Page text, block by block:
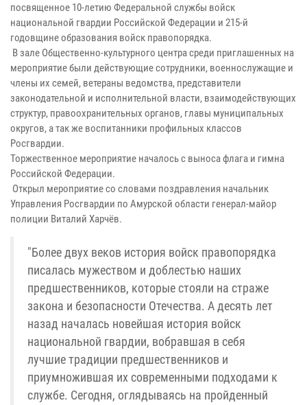
посвященное 10-летию Федеральной службы войск
национальной гвардии Российской Федерации и 215-й
годовщине образования войск правопорядка.
В зале Общественно-культурного центра среди приглашенных на
мероприятие были действующие сотрудники, военнослужащие и
члены их семей, ветераны ведомства, представители
законодательной и исполнительной власти, взаимодействующих
структур, правоохранительных органов, главы муниципальных
округов, а так же воспитанники профильных классов
Росгвардии.
Торжественное мероприятие началось с выноса флага и гимна
Российской Федерации.
Открыл мероприятие со словами поздравления начальник
Управления Росгвардии по Амурской области генерал-майор
полиции Виталий Харчёв.
"Более двух веков история войск правопорядка
писалась мужеством и доблестью наших
предшественников, которые стояли на страже
закона и безопасности Отечества. А десять лет
назад началась новейшая история войск
национальной гвардии, вобравшая в себя
лучшие традиции предшественников и
приумножившая их современными подходами к
службе. Сегодня, оглядываясь на пройденный